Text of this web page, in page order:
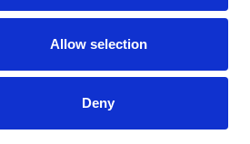
Allow selection
Deny